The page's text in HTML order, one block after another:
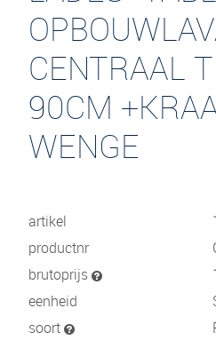
CENTRAAL
90CM
WENGE
artikel
productnr
brutoprijs
eenheid
soort